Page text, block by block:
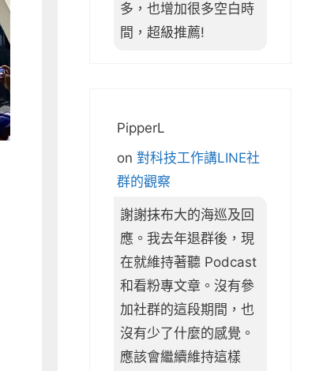
多，也增加很多空白時
間，超級推薦!
PipperL
on 對科技工作講LINE社
群的觀察
謝謝抹布大的海巡及回
應。我去年退群後，現
在就維持著聽 Podcast
和看粉專文章。沒有參
加社群的這段期間，也
沒有少了什麼的感覺。
應該會繼續維持這樣